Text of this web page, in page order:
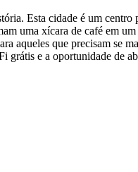
Esta cidade é um centro
uma xícara de café em
que precisam se
e a oportunidade de